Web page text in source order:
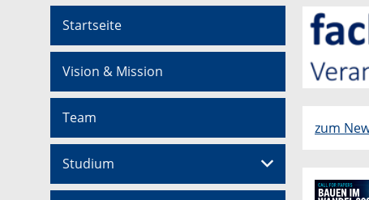
Startseite
Vision & Mission
Team
Studium
zum